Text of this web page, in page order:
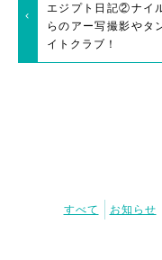
エジプト日記②ナイ
らのアー写撮影やタ
イトクラブ！
すべて お知らせ